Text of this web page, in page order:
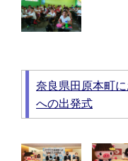
奈良県田原本町
への出発式